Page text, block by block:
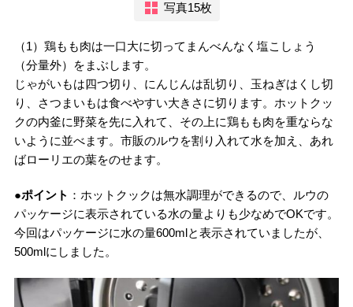
写真15枚
（1）鶏もも肉は一口大に切ってまんべんなく塩こしょう
（分量外）をまぶします。
じゃがいもは四つ切り、にんじんは乱切り、玉ねぎはくし切
り、さつまいもは食べやすい大きさに切ります。ホットクッ
クの内釜に野菜を先に入れて、その上に鶏もも肉を重ならな
いように並べます。市販のルウを割り入れて水を加え、あれ
ばローリエの葉をのせます。
●ポイント ：ホットクックは無水調理ができるので、ルウの
パッケージに表示されている水の量よりも少なめでOKです。
今回はパッケージに水の量600mlと表示されていましたが、
500mlにしました。